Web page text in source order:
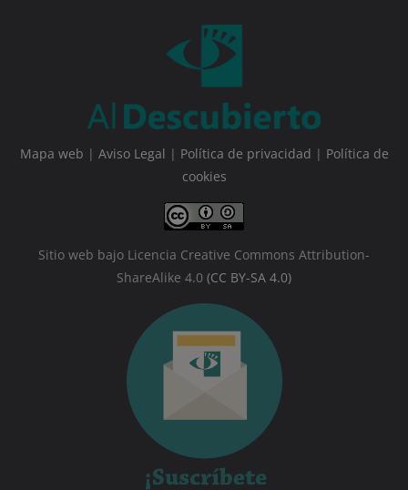
Mapa web | Aviso Legal | Política de privacidad | Política de
cookies
Sitio web bajo Licencia Creative Commons Attribution-
ShareAlike 4.0 (CC BY-SA 4.0)